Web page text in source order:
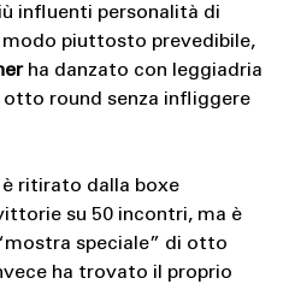
influenti personalità di
modo piuttosto prevedibile,
ha danzato con leggiadria
otto round senza infliggere
è ritirato dalla boxe
su 50 incontri, ma è
speciale” di otto
ha trovato il proprio